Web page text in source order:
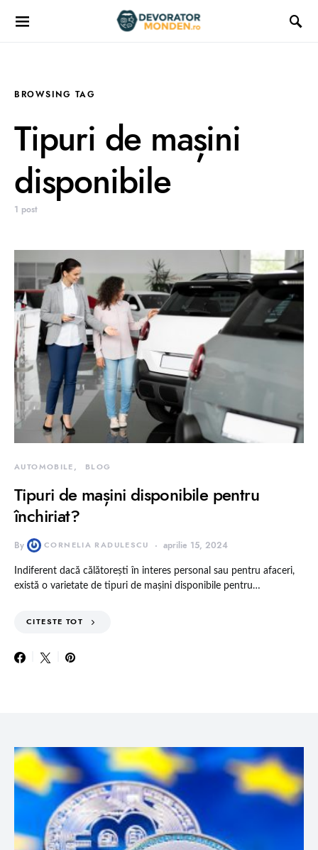
BROWSING TAG
Tipuri de mașini
disponibile
1 post
AUTOMOBILE BLOG
Tipuri de mașini disponibile pentru
închiriat?
By CORNELIA RADULESCU aprilie 15, 2024
Indiferent dacă călătorești în interes personal sau pentru afaceri,
există o varietate de tipuri de mașini disponibile pentru…
CITESTE TOT